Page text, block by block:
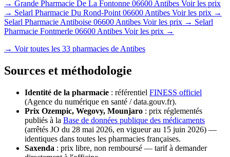
→ Grande Pharmacie De La Fontonne 06600 Antibes Voir les prix
→ Selarl Pharmacie Du Rond-Point 06600 Antibes Voir les prix →
Selarl Pharmacie Antiboise 06600 Antibes Voir les prix → Selarl
Pharmacie Fontmerle 06600 Antibes Voir les prix →
→ Voir toutes les 33 pharmacies de Antibes
Sources et méthodologie
Identité de la pharmacie : référentiel FINESS officiel
(Agence du numérique en santé / data.gouv.fr).
Prix Ozempic, Wegovy, Mounjaro : prix réglementés
publiés à la Base de données publique des médicaments
(arrêtés JO du 28 mai 2026, en vigueur au 15 juin 2026) —
identiques dans toutes les pharmacies françaises.
Saxenda : prix libre, non remboursé — tarif à demander